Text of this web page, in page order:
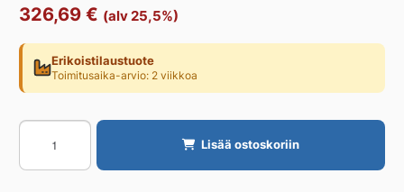
326,69 € (alv 25,5%)
Erikoistilaustuote
Toimitusaika-arvio: 2 viikkoa
Kehys
Unidrain
300/12
Lisää ostoskoriin